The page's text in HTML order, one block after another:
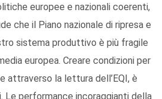
europee e nazionali coerenti,
che il Piano nazionale di ripresa e
sistema produttivo è più fragile
europea. Creare condizioni per
attraverso la lettura dell’EQI, è
Le performance incoraggianti della